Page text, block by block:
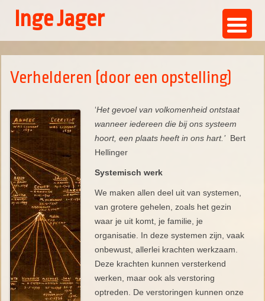
Inge Jager
Ga
naar
inhoud
Verhelderen (door een opstelling)
‘Het gevoel van volkomenheid ontstaat
wanneer iedereen die bij ons systeem
hoort, een plaats heeft in ons hart.’ Bert
Hellinger
Systemisch werk
We maken allen deel uit van systemen,
van grotere gehelen, zoals het gezin
waar je uit komt, je familie, je
organisatie. In deze systemen zijn, vaak
onbewust, allerlei krachten werkzaam.
Deze krachten kunnen versterkend
werken, maar ook als verstoring
optreden. De verstoringen kunnen onze